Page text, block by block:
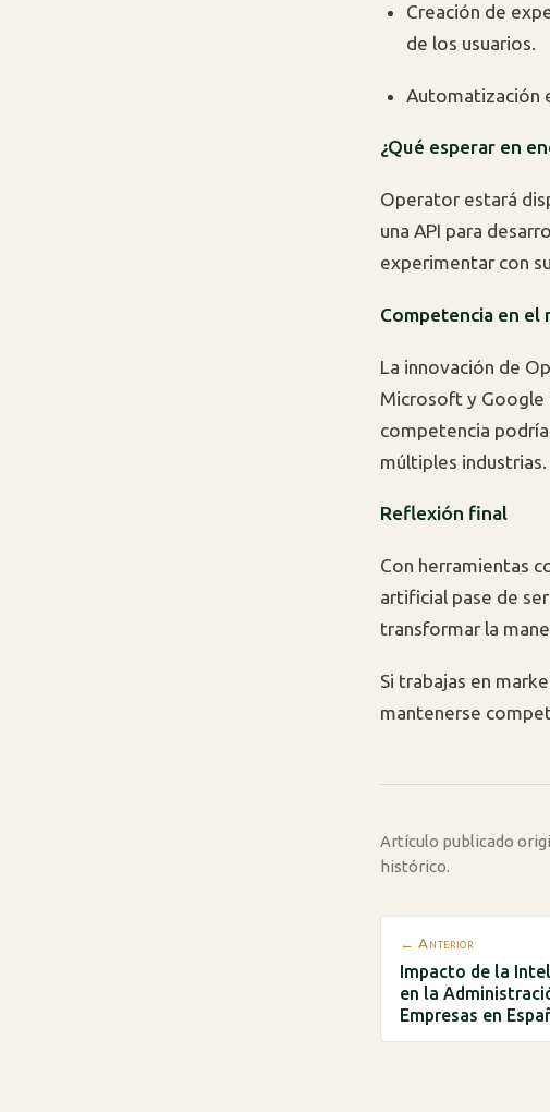
Creación de
de los usuarios.
Automatización
¿Qué esperar en
Operator estará
una API para
experimentar con
Competencia en el
La innovación de
Microsoft y Google
competencia
múltiples industrias.
Reflexión final
Con herramientas
artificial pase de
transformar la
Si trabajas en
mantenerse
Artículo publicado
histórico.
← Anterior
Impacto de la
en la
Empresas en